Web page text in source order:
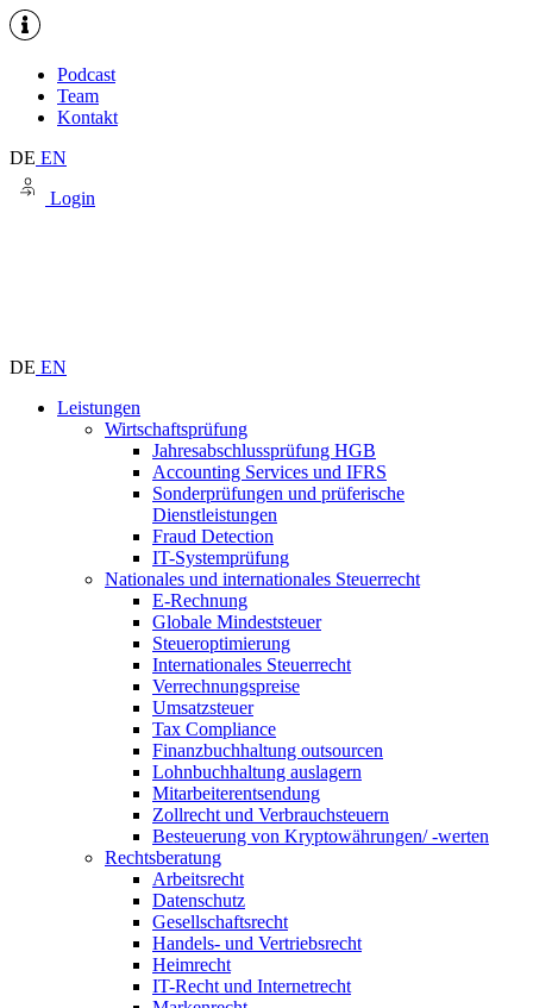
Podcast
Team
Kontakt
DE EN
Login
DE EN
Leistungen
Wirtschaftsprüfung
Jahresabschlussprüfung HGB
Accounting Services und IFRS
Sonderprüfungen und prüferische
Dienstleistungen
Fraud Detection
IT-Systemprüfung
Nationales und internationales Steuerrecht
E-Rechnung
Globale Mindeststeuer
Steueroptimierung
Internationales Steuerrecht
Verrechnungspreise
Umsatzsteuer
Tax Compliance
Finanzbuchhaltung outsourcen
Lohnbuchhaltung auslagern
Mitarbeiterentsendung
Zollrecht und Verbrauchsteuern
Besteuerung von Kryptowährungen/ -werten
Rechtsberatung
Arbeitsrecht
Datenschutz
Gesellschaftsrecht
Handels- und Vertriebsrecht
Heimrecht
IT-Recht und Internetrecht